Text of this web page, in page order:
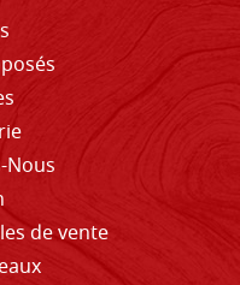
Nous
de vente